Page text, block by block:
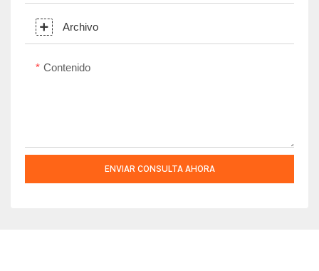
Archivo
Contenido
ENVIAR CONSULTA AHORA